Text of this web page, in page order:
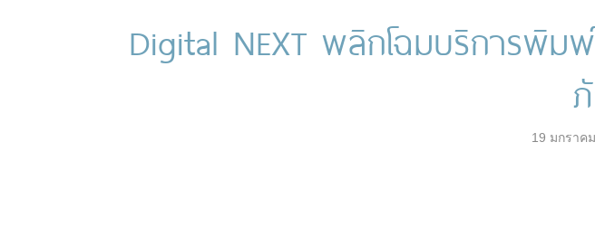
Digital NEXT พลิกโฉมบริการพิ
19 มกราค